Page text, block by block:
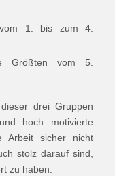
1. bis zum 4.
Größten vom 5.
drei Gruppen
hoch motivierte
Arbeit sicher nicht
stolz darauf sind,
zu haben.